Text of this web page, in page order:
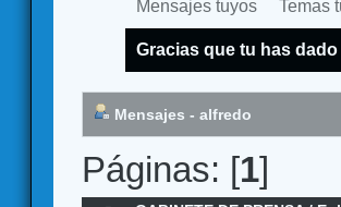
Mensajes tuyos Temas
Gracias que tu has
Mensajes - alfredo
Páginas: [1]